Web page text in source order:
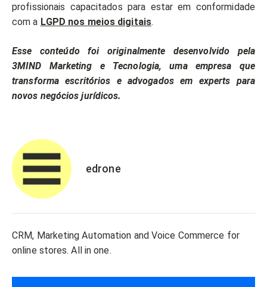
profissionais capacitados para estar em conformidade
com a LGPD nos meios digitais.
Esse conteúdo foi originalmente desenvolvido pela
3MIND Marketing e Tecnologia, uma empresa que
transforma escritórios e advogados em experts para
novos negócios jurídicos.
edrone
CRM, Marketing Automation and Voice Commerce for
online stores. All in one.